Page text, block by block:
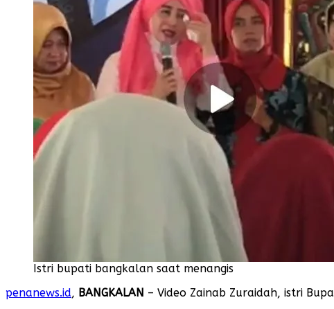
Istri bupati bangkalan saat menangis
penanews.id, BANGKALAN – Video Zainab Zuraidah, istri